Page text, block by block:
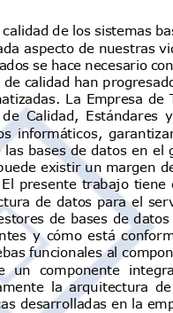
de los sistemas
aspecto de nuestras
se hace necesario
de calidad han
La Empresa
Calidad,
informáticos,
las bases de datosen el
existir un margen
presente trabajo tiene
de datos parael
de bases de datos
ycómoestá
funcionales al
un componente
la arquitectura
desarrolladas en la